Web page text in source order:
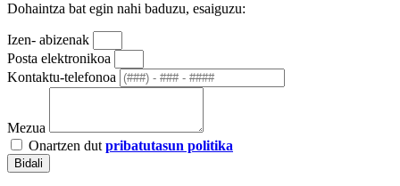
Dohaintza bat egin nahi baduzu, esaiguzu:
Izen- abizenak
Posta elektronikoa
Kontaktu-telefonoa
Mezua
Onartzen dut pribatutasun politika
Bidali